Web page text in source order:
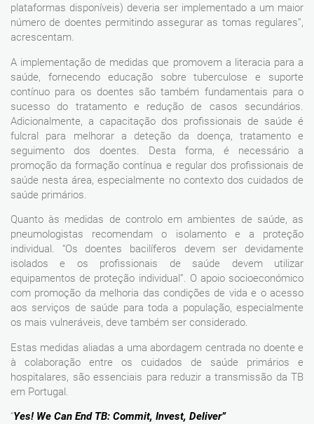
plataformas disponíveis) deveria ser implementado a um maior
número de doentes permitindo assegurar as tomas regulares”,
acrescentam.
A implementação de medidas que promovem a literacia para a
saúde, fornecendo educação sobre tuberculose e suporte
contínuo para os doentes são também fundamentais para o
sucesso do tratamento e redução de casos secundários.
Adicionalmente, a capacitação dos profissionais de saúde é
fulcral para melhorar a deteção da doença, tratamento e
seguimento dos doentes. Desta forma, é necessário a
promoção da formação contínua e regular dos profissionais de
saúde nesta área, especialmente no contexto dos cuidados de
saúde primários.
Quanto às medidas de controlo em ambientes de saúde, as
pneumologistas recomendam o isolamento e a proteção
individual. “Os doentes bacilíferos devem ser devidamente
isolados e os profissionais de saúde devem utilizar
equipamentos de proteção individual”. O apoio socioeconómico
com promoção da melhoria das condições de vida e o acesso
aos serviços de saúde para toda a população, especialmente
os mais vulneráveis, deve também ser considerado.
Estas medidas aliadas a uma abordagem centrada no doente e
à colaboração entre os cuidados de saúde primários e
hospitalares, são essenciais para reduzir a transmissão da TB
em Portugal.
“Yes! We Can End TB: Commit, Invest, Deliver”